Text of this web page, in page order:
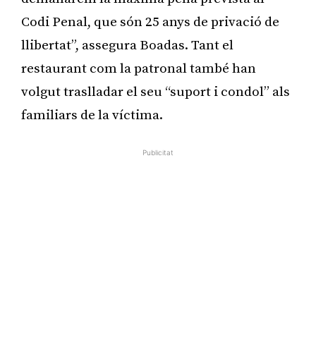
Codi Penal, que són 25 anys de privació de
llibertat”, assegura Boadas. Tant el
restaurant com la patronal també han
volgut traslladar el seu “suport i condol” als
familiars de la víctima.
Publicitat